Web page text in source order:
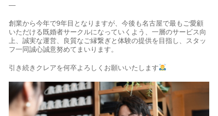
—
創業から今年で9年目となりますが、今後も名古屋で最もご愛顧
いただける既婚者サークルになっていくよう、一層のサービス向
上、誠実な運営、良質なご縁繋ぎと体験の提供を目指し、スタッ
フ一同誠心誠意努めてまいります。
引き続きクレアを何卒よろしくお願いいたします